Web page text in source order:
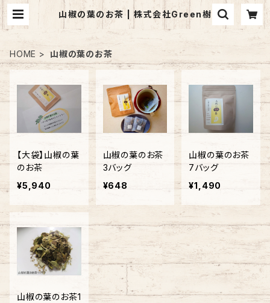
山椒の葉のお茶 | 株式会社Green樹
HOME 山椒の葉のお茶
【大袋】山椒の葉
のお茶
¥5,940
山椒の葉のお茶
3バッグ
¥648
山椒の葉のお茶
7バッグ
¥1,490
山椒の葉のお茶1